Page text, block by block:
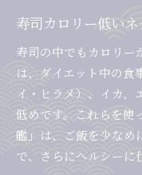
寿司カロリー低い
寿司の中でもカロリー
は、ダイエット中の食
イ・ヒラメ）、イカ、
低めです。これらを使
艦」は、ご飯を少なめ
で、さらにヘルシーに